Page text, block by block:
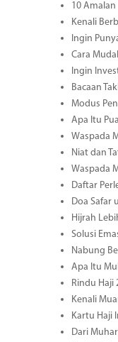
10
Kenali
Ingin
Cara
Ingin
Bacaan
Modus
Apa Itu
Waspada
Niat dan
Waspada
Daftar
Doa Safar
Hijrah
Solusi
Nabung
Apa Itu
Rindu Haji
Kenali
Kartu Haji
Dari